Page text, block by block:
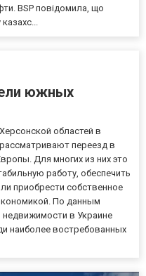
BSP повідомила, що
южных
областей в
переезд в
Для многих из них это
работу, обеспечить
приобрести собственное
По данным
недвижимости в Украине
наиболее востребованных